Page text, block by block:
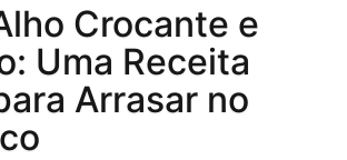
Crocante e
Uma Receita
Arrasar no